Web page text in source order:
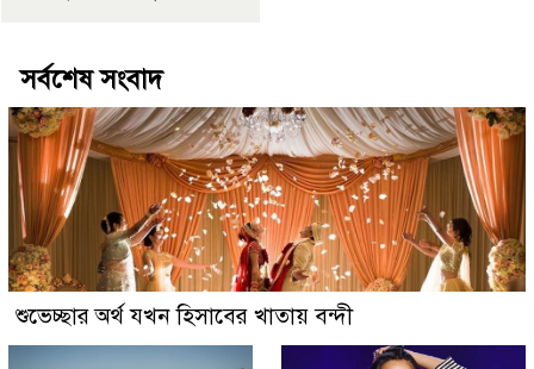
সর্বশেষ সংবাদ
শুভেচ্ছার অর্থ যখন হিসাবের খাতায় বন্দী